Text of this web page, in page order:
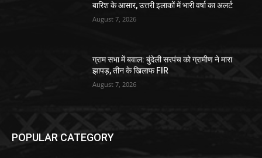
बारिश के आसार, उत्तरी इलाकों में भारी वर्षा का अलर्ट
August 7, 2026
ग्राम सभा में बवाल: बुंदेली सरपंच को ग्रामीण ने मारा
झापड़, तीन के खिलाफ FIR
August 7, 2026
POPULAR CATEGORY